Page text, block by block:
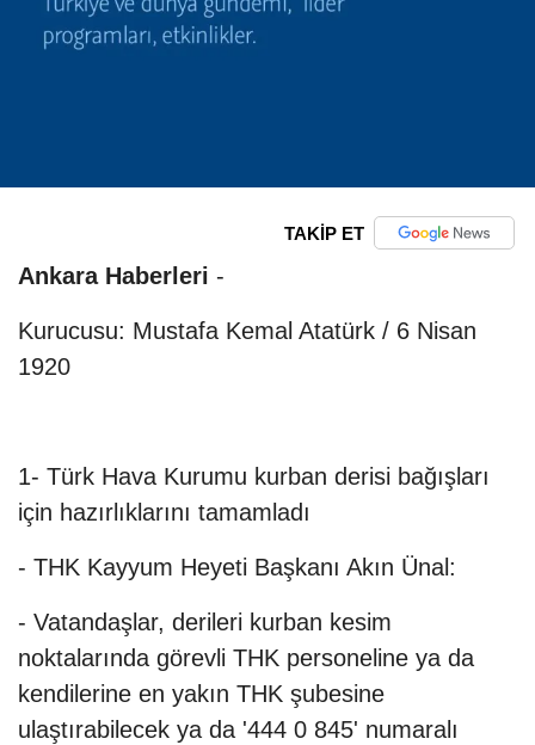
TAKİP ET
Ankara Haberleri -
Kurucusu: Mustafa Kemal Atatürk / 6 Nisan
1920
1- Türk Hava Kurumu kurban derisi bağışları
için hazırlıklarını tamamladı
- THK Kayyum Heyeti Başkanı Akın Ünal:
- Vatandaşlar, derileri kurban kesim
noktalarında görevli THK personeline ya da
kendilerine en yakın THK şubesine
ulaştırabilecek ya da '444 0 845' numaralı